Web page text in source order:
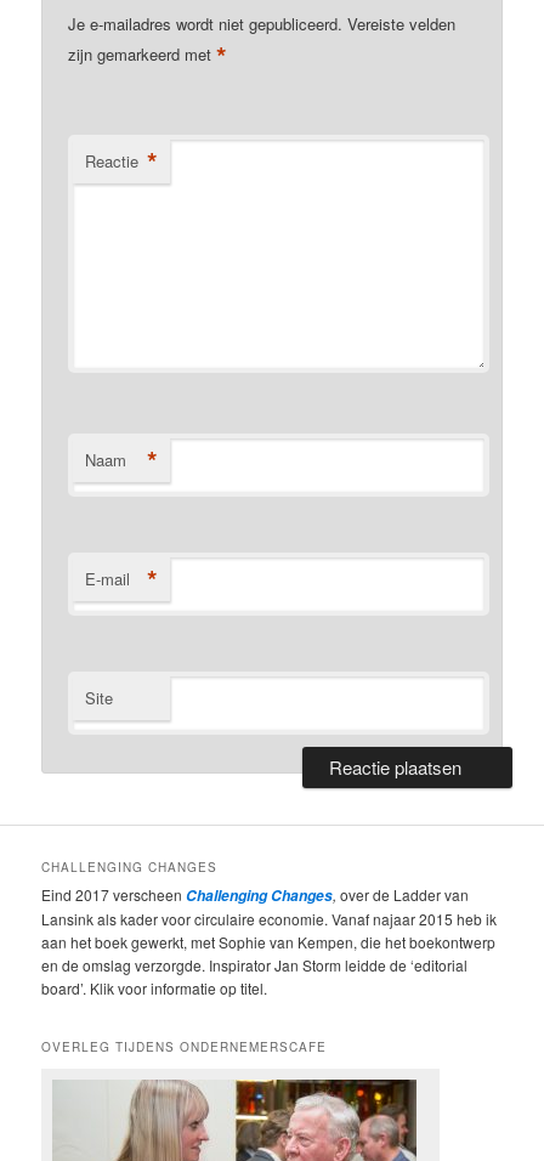
Je e-mailadres wordt niet gepubliceerd. Vereiste velden
zijn gemarkeerd met*
Reactie *
Naam *
E-mail *
Site
CHALLENGING CHANGES
Eind 2017 verscheen Challenging Changes, over de Ladder van
Lansink als kader voor circulaire economie. Vanaf najaar 2015 heb ik
aan het boek gewerkt, met Sophie van Kempen, die het boekontwerp
en de omslag verzorgde. Inspirator Jan Storm leidde de ‘editorial
board’. Klik voor informatie op titel.
OVERLEG TIJDENS ONDERNEMERSCAFE